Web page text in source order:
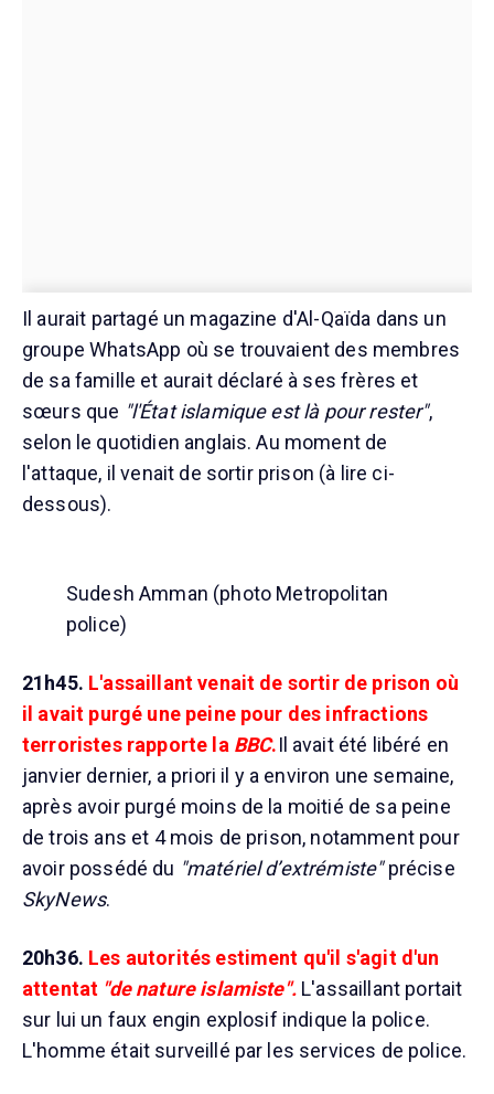
Il aurait partagé un magazine d'Al-Qaïda dans un
groupe WhatsApp où se trouvaient des membres
de sa famille et aurait déclaré à ses frères et
sœurs que "l'État islamique est là pour rester",
selon le quotidien anglais. Au moment de
l'attaque, il venait de sortir prison (à lire ci-
dessous).
Sudesh Amman (photo Metropolitan
police)
21h45. L'assaillant venait de sortir de prison où
il avait purgé une peine pour des infractions
terroristes rapporte la BBC.Il avait été libéré en
janvier dernier, a priori il y a environ une semaine,
après avoir purgé moins de la moitié de sa peine
de trois ans et 4 mois de prison, notamment pour
avoir possédé du "matériel d’extrémiste"précise
SkyNews.
20h36. Les autorités estiment qu'il s'agit d'un
attentat "de nature islamiste".L'assaillant portait
sur lui un faux engin explosif indique la police.
L'homme était surveillé par les services de police.